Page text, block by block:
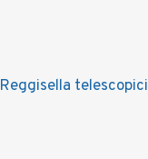
Reggisella telescopici